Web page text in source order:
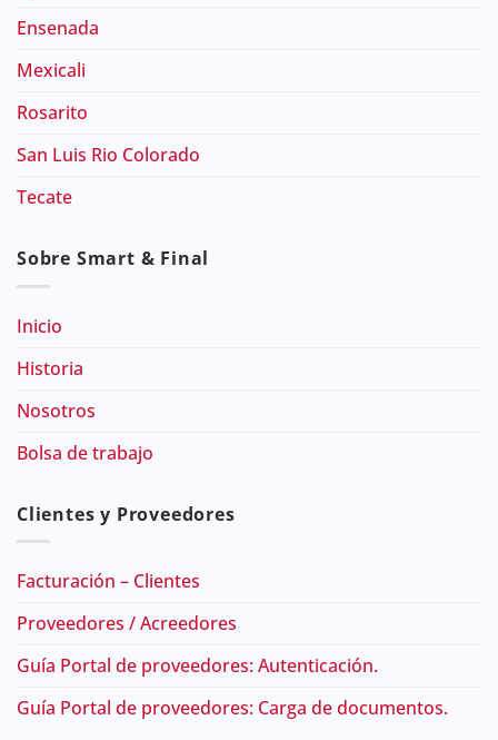
Ensenada
Mexicali
Rosarito
San Luis Rio Colorado
Tecate
Sobre Smart & Final
Inicio
Historia
Nosotros
Bolsa de trabajo
Clientes y Proveedores
Facturación – Clientes
Proveedores / Acreedores
Guía Portal de proveedores: Autenticación.
Guía Portal de proveedores: Carga de documentos.